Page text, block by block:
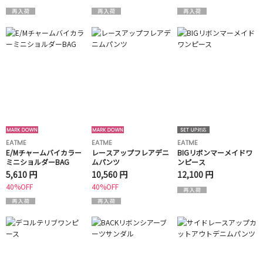
EATME
E/Mチャームバイカラー
ミニショルダーBAG
5,610 円
40%OFF
EATME
レースアップフレアデニ
ムパンツ
10,560 円
40%OFF
EATME
BIGリボンマーメイドワ
ンピース
12,100 円